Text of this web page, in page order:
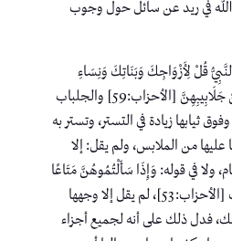
الله في ريد عن سائل حول وجوب
قُلْ لِأَزْوَاجِكَ وَبَنَاتِكَ وَنِسَاءِ
الْمُؤْمِنِينَ يُدْنِينَ عَلَيْهِنَّ مِنْ جَلَابِيبِهِنَّ [الأحزاب:59] والجلباب
ثيابها زيادة في التستر، وتستر به
عليها من الملابس، ولم يقل: إلا
ولا في قوله: وَإِذَا سَأَلْتُمُوهُنَّ مَتَاعًا
فَاسْأَلُوهُنَّ مِنْ وَرَاءِ حِجَابٍ [الأحزاب:53]، لم يقل إلا وجهها
فدل ذلك على أنه لجميع أجزاء